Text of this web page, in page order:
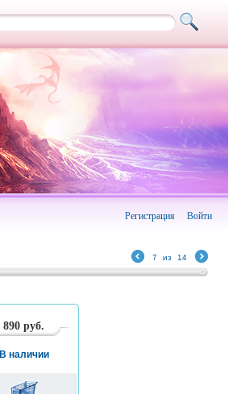
Войти
Регистрация
7 из 14
890 руб.
В наличии